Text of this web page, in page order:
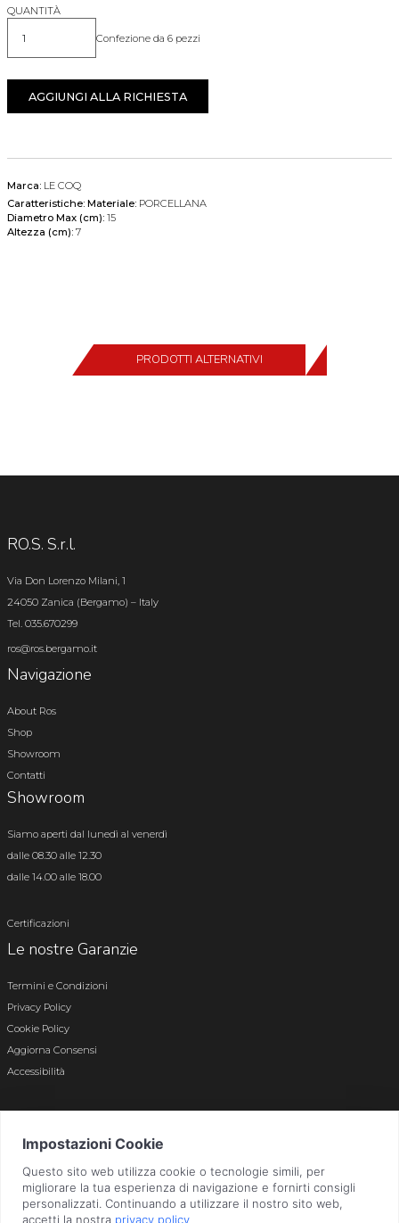
QUANTITÀ
Quantità Confezione da 6 pezzi
AGGIUNGI ALLA RICHIESTA
Marca: LE COQ
Caratteristiche: Materiale: PORCELLANA
Diametro Max (cm): 15
Altezza (cm): 7
PRODOTTI ALTERNATIVI
RO.S. S.r.l.
Via Don Lorenzo Milani, 1
24050 Zanica (Bergamo) – Italy
Tel. 035.670299
ros@ros.bergamo.it
Navigazione
About Ros
Shop
Showroom
Contatti
Showroom
Siamo aperti dal lunedì al venerdì
dalle 08.30 alle 12.30
dalle 14.00 alle 18.00
Certificazioni
Le nostre Garanzie
Termini e Condizioni
Privacy Policy
Cookie Policy
Aggiorna Consensi
Accessibilità
Bergamo n. 01496180165 · Capitale Sociale i.v. € 800.000,00